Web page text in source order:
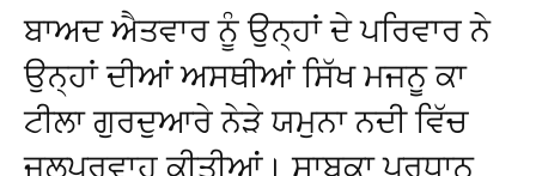
ਬਾਅਦ ਐਤਵਾਰ ਨੂੰ ਉਨ੍ਹਾਂ ਦੇ ਪਰਿਵਾਰ ਨੇ
ਉਨ੍ਹਾਂ ਦੀਆਂ ਅਸਥੀਆਂ ਸਿੱਖ ਮਜਨੂ ਕਾ
ਟੀਲਾ ਗੁਰਦੁਆਰੇ ਨੇੜੇ ਯਮੁਨਾ ਨਦੀ ਵਿੱਚ
ਜਲਪ੍ਰਵਾਹ ਕੀਤੀਆਂ। ਸਾਬਕਾ ਪ੍ਰਧਾਨ